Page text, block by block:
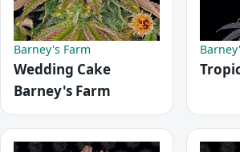
Barney's Farm
Wedding Cake
Barney's Farm